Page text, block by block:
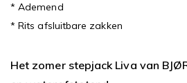
* Ademend
* Rits afsluitbare zakken
Het zomer stepjack Liva van